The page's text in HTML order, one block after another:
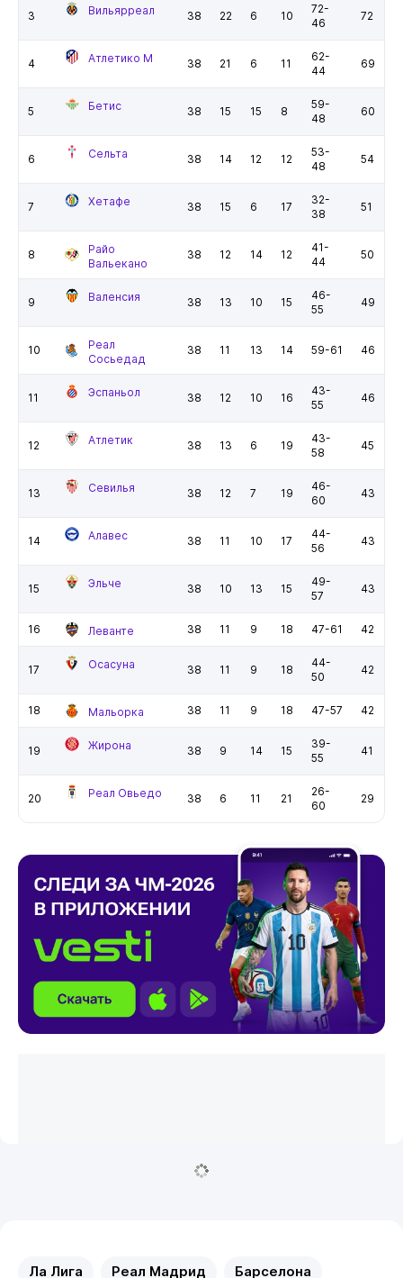
3 Вильярреал 38 22 6 10
72-
46
72
4 Атлетико М 38 21 6 11
62-
44
69
5 Бетис 38 15 15 8
59-
48
60
6 Сельта 38 14 12 12
53-
48
54
7 Хетафе 38 15 6 17
32-
38
51
8
Райо
Вальекано
38 12 14 12
41-
44
50
9 Валенсия 38 13 10 15
46-
55
49
10
Реал
Сосьедад
38 11 13 14 59-61 46
11 Эспаньол 38 12 10 16
43-
55
46
12 Атлетик 38 13 6 19
43-
58
45
13 Севилья 38 12 7 19
46-
60
43
14 Алавес 38 11 10 17
44-
56
43
15 Эльче 38 10 13 15
49-
57
43
16 Леванте 38 11 9 18 47-61 42
17 Осасуна 38 11 9 18
44-
50
42
18 Мальорка 38 11 9 18 47-57 42
19 Жирона 38 9 14 15
39-
55
41
20 Реал Овьедо 38 6 11 21
26-
60
29
Ла Лига Реал Мадрид Барселона